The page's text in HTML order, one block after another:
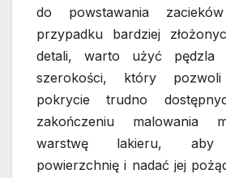
do powstawania
przypadku bardziej
detali, warto użyć pędzla
szerokości, który
pokrycie trudno
zakończeniu malowania
warstwę lakieru, aby
powierzchnię i nadać jej